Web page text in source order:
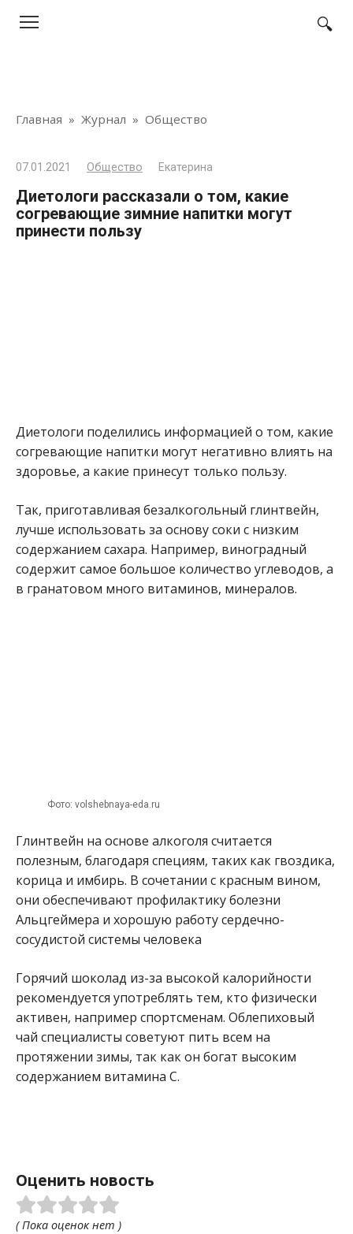
Главная » Журнал » Общество
07.01.2021 Общество Екатерина
Диетологи рассказали о том, какие
согревающие зимние напитки могут
принести пользу
Диетологи поделились информацией о том, какие
согревающие напитки могут негативно влиять на
здоровье, а какие принесут только пользу.
Так, приготавливая безалкогольный глинтвейн,
лучше использовать за основу соки с низким
содержанием сахара. Например, виноградный
содержит самое большое количество углеводов, а
в гранатовом много витаминов, минералов.
Фото: volshebnaya-eda.ru
Глинтвейн на основе алкоголя считается
полезным, благодаря специям, таких как гвоздика,
корица и имбирь. В сочетании с красным вином,
они обеспечивают профилактику болезни
Альцгеймера и хорошую работу сердечно-
сосудистой системы человека
Горячий шоколад из-за высокой калорийности
рекомендуется употреблять тем, кто физически
активен, например спортсменам. Облепиховый
чай специалисты советуют пить всем на
протяжении зимы, так как он богат высоким
содержанием витамина С.
Оценить новость
( Пока оценок нет )